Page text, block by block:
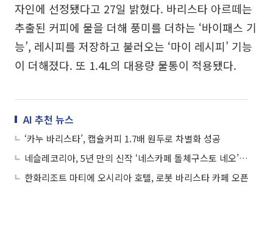
자인에 선정됐다고 27일 밝혔다. 바리스타 아르떼는
추출된 커피에 물을 더해 풍미를 더하는 ‘바이패스 기
능’, 레시피를 저장하고 불러오는 ‘마이 레시피’ 기능
이 더해졌다. 또 1.4L의 대용량 물통이 적용됐다.
AI 추천 뉴스
‘카누 바리스타’, 캡슐커피 1.7배 원두로 차별화 성공
네슬레코리아, 5년 만의 신작 ‘네스카페 돌체구스토 네오’...3가지 브루잉으로 홈카페 진화
한화리조트 마티에 오시리아 호텔, 로봇 바리스타 카페 오픈